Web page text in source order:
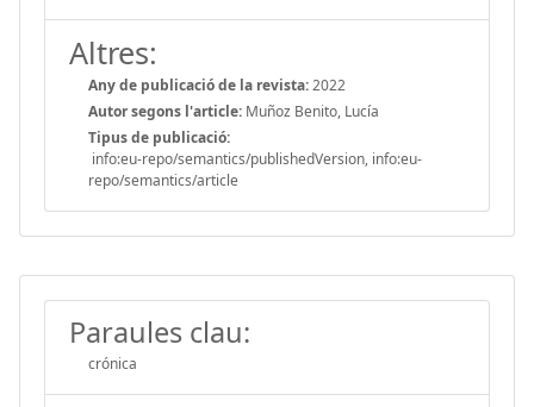
Altres:
Any de publicació de la revista:2022
Autor segons l'article: Muñoz Benito, Lucía
Tipus de publicació:
info:eu-repo/semantics/publishedVersion, info:eu-
repo/semantics/article
Paraules clau:
crónica